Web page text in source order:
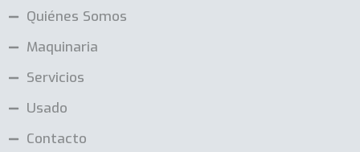
Quiénes Somos
Maquinaria
Servicios
Usado
Contacto